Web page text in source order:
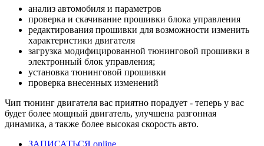
анализ автомобиля и параметров
проверка и скачивание прошивки блока управления
редактирования прошивки для возможности изменить
характеристики двигателя
загрузка модифицированной тюнинговой прошивки в
электронный блок управления;
установка тюнинговой прошивки
проверка внесенных изменений
Чип тюнинг двигателя вас приятно порадует - теперь у вас
будет более мощный двигатель, улучшена разгонная
динамика, а также более высокая скорость авто.
ЗАПИСАТЬСЯ online